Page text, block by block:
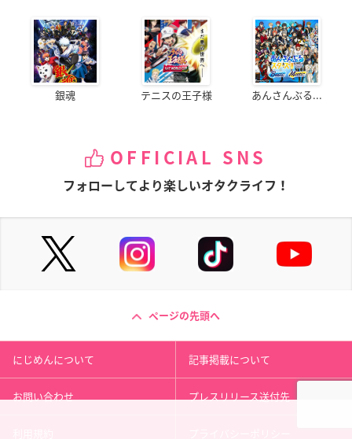
銀魂 テニスの王子様 あんさんぶる...
OFFICIAL SNS
フォローしてより楽しいオタクライフ！
ページの先頭へ
にじめんについて 記事掲載について
お問い合わせ プレスリリース送付先